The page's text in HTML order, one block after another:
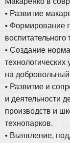
• Развитие
• Формирование
• Создание
на добровольный
• Развитие и
и деятельности
производств и
технопарков.
• Выявление,